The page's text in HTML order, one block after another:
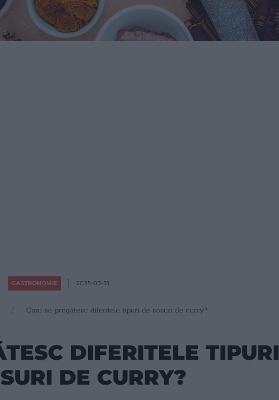
GASTRONOMIE 2025-03-31
Cum se pregătesc diferitele tipuri de sosuri de curry?
DIFERITELE TIPURI
DE CURRY?